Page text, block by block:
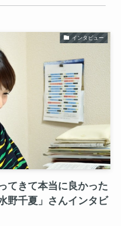
インタビュー
てきて本当に良かった
野千夏」さんインタビ